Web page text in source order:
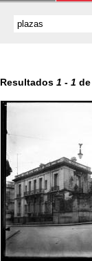
Resultados 1 - 1 de